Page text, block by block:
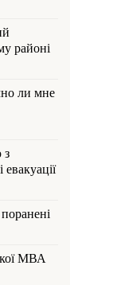
районі
ли мне
з
МВА